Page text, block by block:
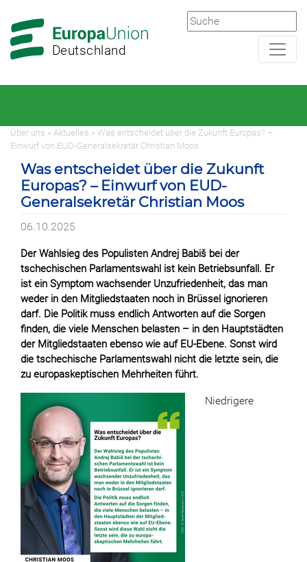
Hauptnavigation
Hauptbereich
Deutschland
Über uns » Aktuelles » Was entscheidet über die Zukunft Europas? –
Einwurf von EUD-Generalsekretär Christian Moos
Was entscheidet über die Zukunft
Europas? – Einwurf von EUD-
Generalsekretär Christian Moos
06.10.2025
Der Wahlsieg des Populisten Andrej Babiš bei der
tschechischen Parlamentswahl ist kein Betriebsunfall. Er
ist ein Symptom wachsender Unzufriedenheit, das man
weder in den Mitgliedstaaten noch in Brüssel ignorieren
darf. Die Politik muss endlich Antworten auf die Sorgen
finden, die viele Menschen belasten – in den Hauptstädten
der Mitgliedstaaten ebenso wie auf EU-Ebene. Sonst wird
die tschechische Parlamentswahl nicht die letzte sein, die
zu europaskeptischen Mehrheiten führt.
Niedrigere